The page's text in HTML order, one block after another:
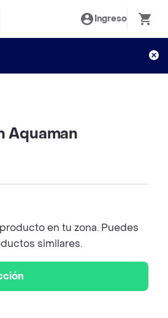
Ingreso
Aquaman
en tu zona. Puedes
similares.